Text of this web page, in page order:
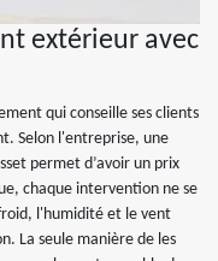
extérieur avec
qui conseille ses clients
Selon l'entreprise, une
permet d’avoir un prix
chaque intervention ne se
l'humidité et le vent
La seule manière de les